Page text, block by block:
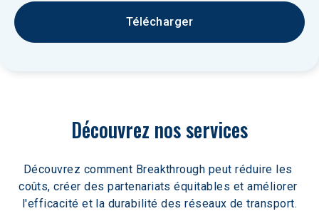
Télécharger
Découvrez nos services
Découvrez comment Breakthrough peut réduire les
coûts, créer des partenariats équitables et améliorer
l'efficacité et la durabilité des réseaux de transport.